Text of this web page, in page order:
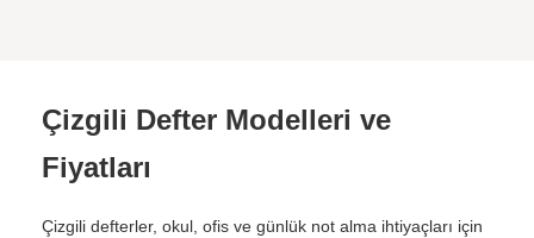
Çizgili Defter Modelleri ve
Fiyatları
Çizgili defterler, okul, ofis ve günlük not alma ihtiyaçları için